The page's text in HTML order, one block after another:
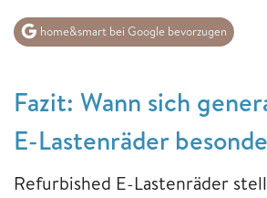
home&smart bei Google bevorzugen
Fazit: Wann sich
E-Lastenräder
Refurbished E-Lastenräder